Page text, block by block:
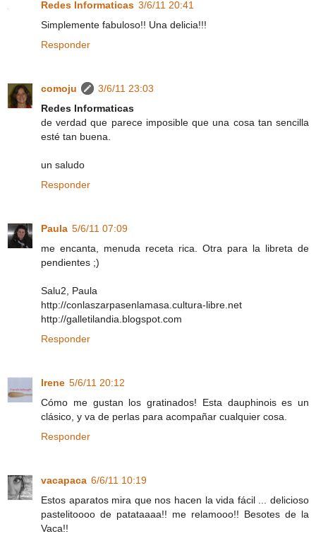
Redes Informaticas 3/6/11 20:41
Simplemente fabuloso!! Una delicia!!!
Responder
comoju
3/6/11 23:03
Redes Informaticas
de verdad que parece imposible que una cosa tan sencilla
esté tan buena.
un saludo
Responder
Paula 5/6/11 07:09
me encanta, menuda receta rica. Otra para la libreta de
pendientes ;)
Salu2, Paula
http://conlaszarpasenlamasa.cultura-libre.net
http://galletilandia.blogspot.com
Responder
Irene 5/6/11 20:12
Cómo me gustan los gratinados! Esta dauphinois es un
clásico, y va de perlas para acompañar cualquier cosa.
Responder
vacapaca 6/6/11 10:19
Estos aparatos mira que nos hacen la vida fácil ... delicioso
pastelitoooo de patataaaa!! me relamooo!! Besotes de la
Vaca!!